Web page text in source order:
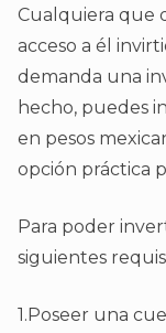
Cualquiera que
acceso a él
demanda una
hecho, puedes
en pesos
opción práctica
Para poder
siguientes
1.Poseer una